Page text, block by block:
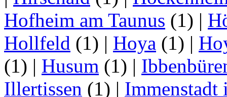
Hofheim am Taunus (1) |
Hollfeld (1) | Hoya (1) |
(1) | Husum (1) |
Illertissen (1) | Immenstadt